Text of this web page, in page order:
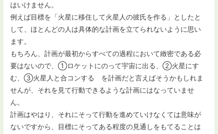
はいけません。
例えば目標を「火星に移住して火星人の彼氏を作る」としたと
して、ほとんどの人は具体的な計画を立てられないように思い
ます。
もちろん、計画が最初からすべての過程において緻密である必
要はないので、①ロケットにのって宇宙に出る、②火星にす
む、③火星人と合コンする を計画だと言えばそうかもしれま
せんが、それを見て行動できるような計画にはなっていませ
ん。
計画はやはり、それにそって行動を進めていけなくては意味が
ないですから、目標にそってある程度の見通しをもてることは